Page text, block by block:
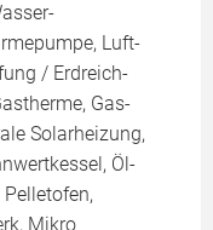
Luft-
/ Erdreich-
Gas-
Solarheizung,
Öl-
Mikro